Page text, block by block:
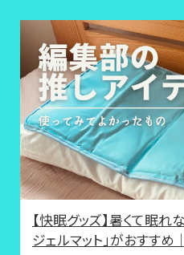
【快眠グッズ】暑くて眠れ
ジェルマット」がおすす